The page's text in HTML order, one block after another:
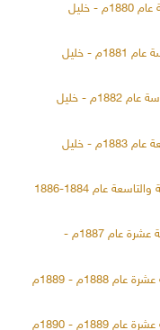
جريدة لسان الحال البيروتية - السنة الرابعة عام 1880م - خليل
جريدة لسان الحال البيروتية - السنةالخامسة عام 1881م - خليل
جريدة لسان الحال البيروتية - السنة السادسة عام 1882م - خليل
جريدة لسان الحال البيروتية - السنة السابعة عام 1883م - خليل
جريدة لسان الحال البيروتية - السنة الثامنة والتاسعة عام 1884-1886
جريدة لسان الحال البيروتية - السنة الحادية عشرة عام 1887م -
جريدة لسان الحال البيروتية - السنة الثانية عشرة عام 1888م - 1889م
جريدة لسان الحال البيروتية - السنة الثالثة عشرة عام 1889م - 1890م